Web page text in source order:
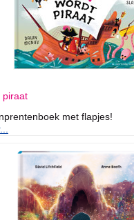
piraat
met flapjes!